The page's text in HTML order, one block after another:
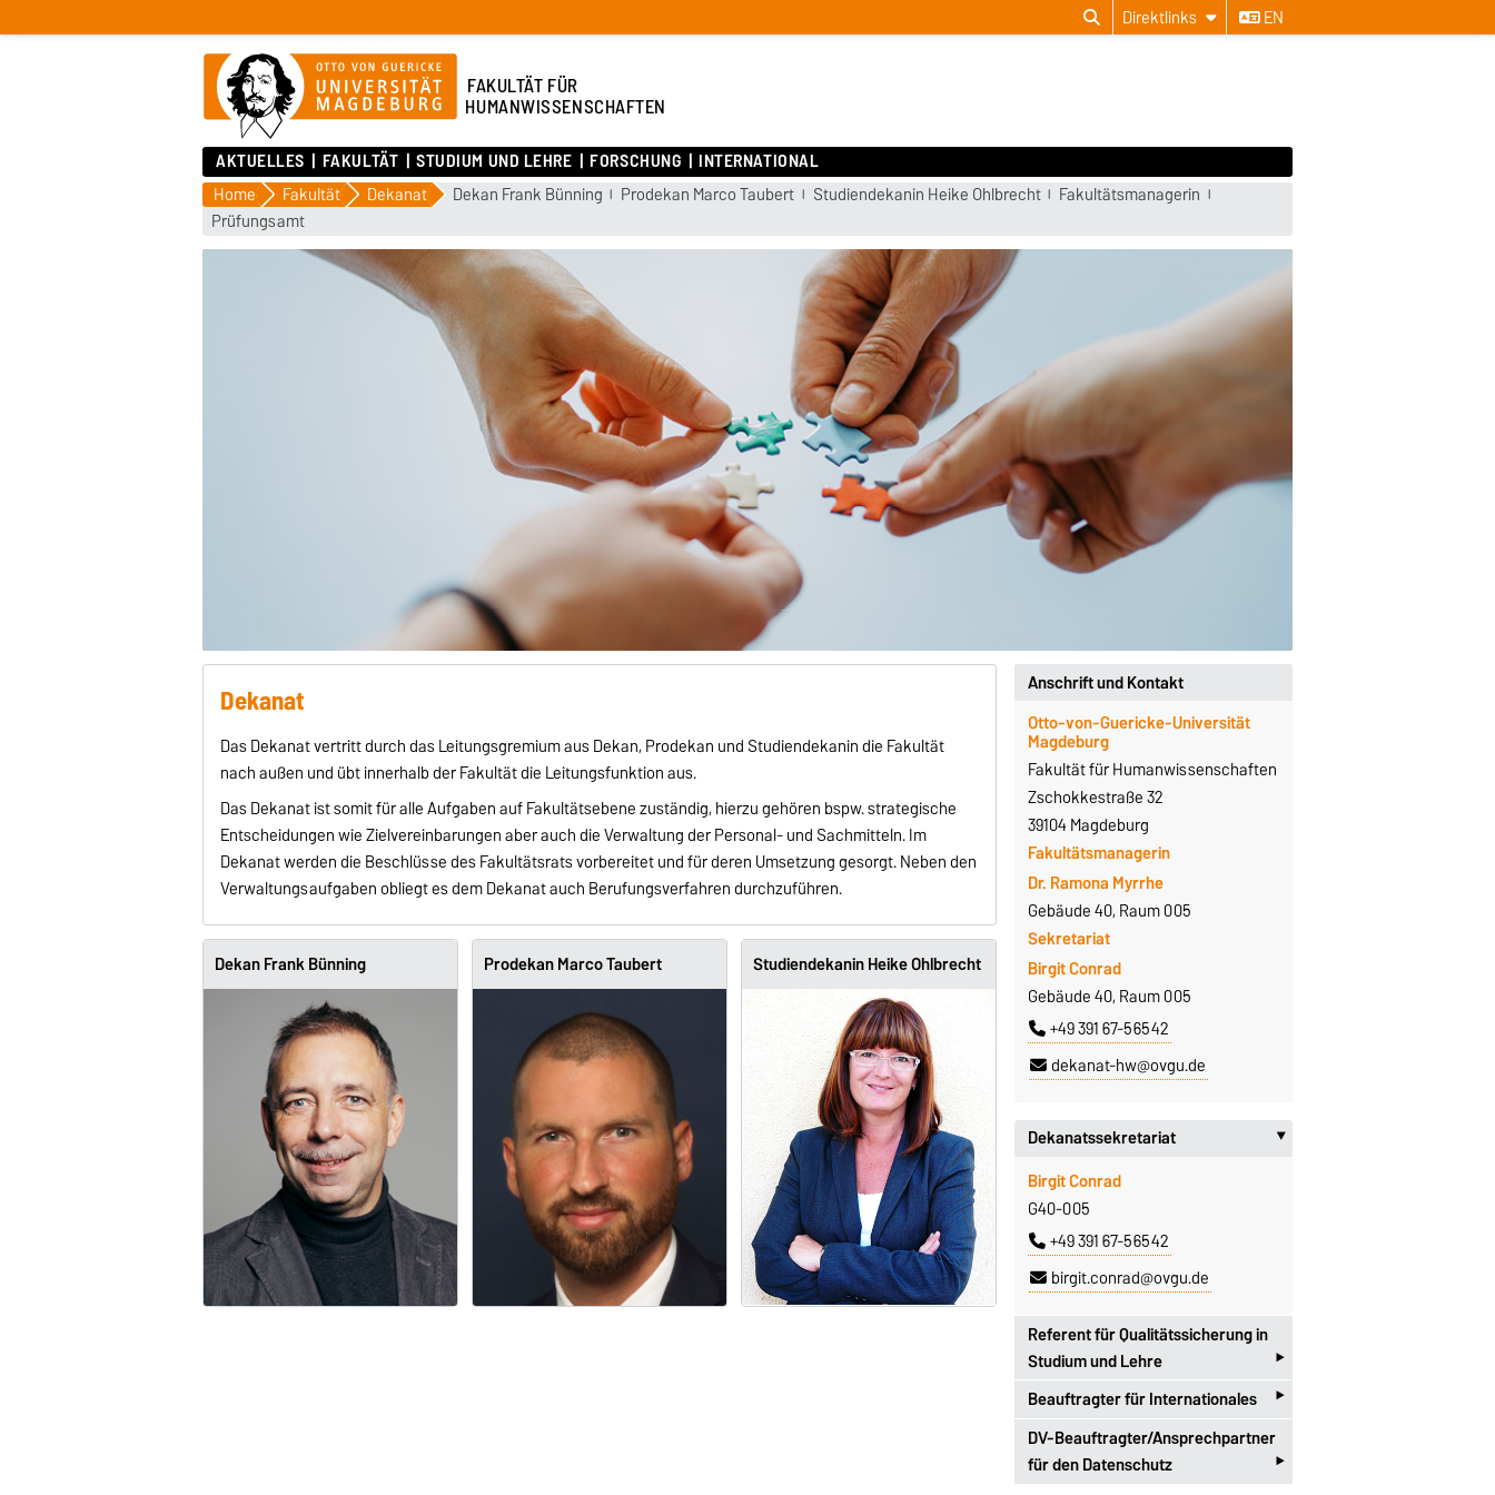
Direktlinks EN
FAKULTÄT FÜR
HUMANWISSENSCHAFTEN
AKTUELLES FAKULTÄT STUDIUM UND LEHRE FORSCHUNG INTERNATIONAL
Home Fakultät Dekanat Dekan Frank Bünning Prodekan Marco Taubert Studiendekanin Heike Ohlbrecht
Fakultätsmanagerin
Prüfungsamt
Dekanat
Das Dekanat vertritt durch das Leitungsgremium aus Dekan, Prodekan und Studiendekanin die Fakultät
nach außen und übt innerhalb der Fakultät die Leitungsfunktion aus.
Das Dekanat ist somit für alle Aufgaben auf Fakultätsebene zuständig, hierzu gehören bspw. strategische
Entscheidungen wie Zielvereinbarungen aber auch die Verwaltung der Personal- und Sachmitteln. Im
Dekanat werden die Beschlüsse des Fakultätsrats vorbereitet und für deren Umsetzung gesorgt. Neben den
Verwaltungsaufgaben obliegt es dem Dekanat auch Berufungsverfahren durchzuführen.
Dekan Frank Bünning Prodekan Marco Taubert Studiendekanin Heike Ohlbrecht
Anschrift und Kontakt
Otto-von-Guericke-Universität
Magdeburg
Fakultät für Humanwissenschaften
Zschokkestraße 32
39104 Magdeburg
Fakultätsmanagerin
Dr. Ramona Myrrhe
Gebäude 40, Raum 005
Sekretariat
Birgit Conrad
Gebäude 40, Raum 005
+49 391 67-56542
dekanat-hw@ovgu.de
Referent für Qualitätssicherung in
Studium und Lehre
‣
Zschokkestr. 32
39104 Magdeburg
Jens Potter
G40-R009
Beauftragter für Internationales ‣
Zschokkestraße 32
39104 Magdeburg
DV-Beauftragter/Ansprechpartner
für den Datenschutz
‣
Dekanatssekretariat ‣
Birgit Conrad
G40-005
+49 391 67-56542
birgit.conrad@ovgu.de